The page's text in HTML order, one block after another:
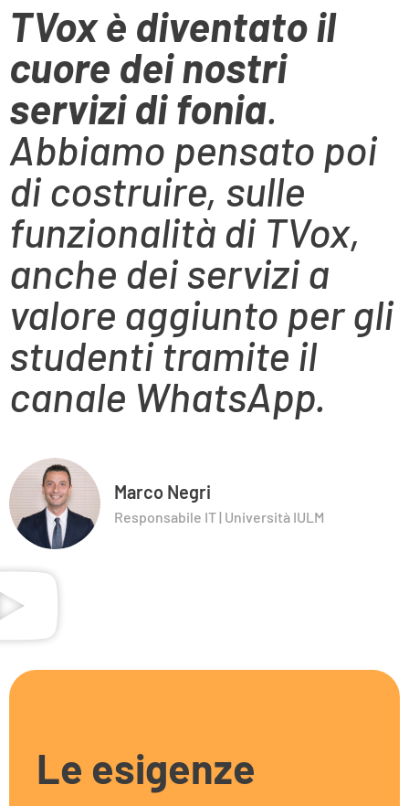
TVox è diventato il
cuore dei nostri
servizi di fonia.
Abbiamo pensato poi
di costruire, sulle
funzionalità di TVox,
anche dei servizi a
valore aggiunto per gli
studenti tramite il
canale WhatsApp.
Marco Negri
Responsabile IT | Università IULM
Le esigenze​